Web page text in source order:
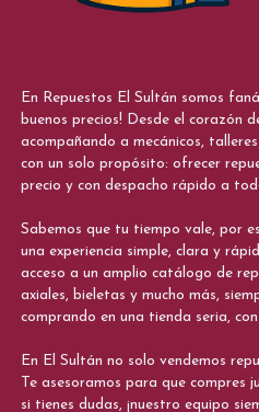
En Repuestos El Sultán somos
buenos precios! Desde el corazón
acompañando a mecánicos,
con un solo propósito: ofrecer
precio y con despacho rápido a
Sabemos que tu tiempo vale, por
una experiencia simple, clara y
acceso a un amplio catálogo de
axiales, bieletas y mucho más,
comprando en una tienda seria,
En El Sultán no solo vendemos
Te asesoramos para que
si tienes dudas, ¡nuestro equipo